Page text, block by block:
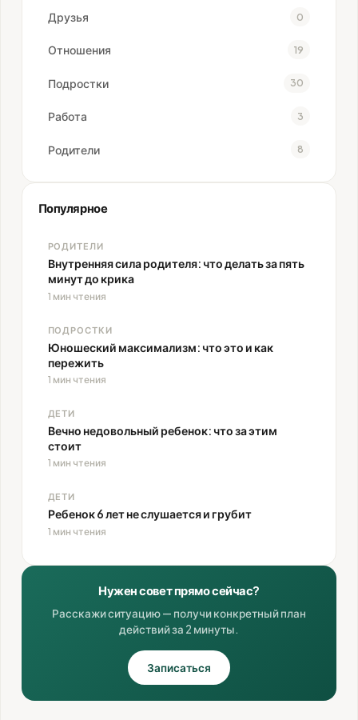
Друзья 0
Отношения 19
Подростки 30
Работа 3
Родители 8
Популярное
РОДИТЕЛИ
Внутренняя сила родителя: что делать за пять
минут до крика
1 мин чтения
ПОДРОСТКИ
Юношеский максимализм: что это и как
пережить
1 мин чтения
ДЕТИ
Вечно недовольный ребенок: что за этим
стоит
1 мин чтения
ДЕТИ
Ребенок 6 лет не слушается и грубит
1 мин чтения
Нужен совет прямо сейчас?
Расскажи ситуацию — получи конкретный план
действий за 2 минуты.
Записаться